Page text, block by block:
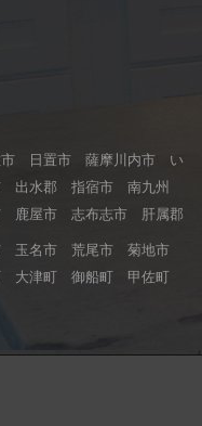
日置市 薩摩川内市 い
出水郡 指宿市 南九州
鹿屋市 志布志市 肝属郡
玉名市 荒尾市 菊地市
大津町 御船町 甲佐町